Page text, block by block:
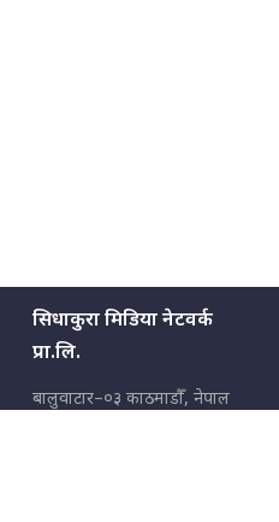
सिधाकुरा मिडिया नेटवर्क
प्रा.लि.
बालुवाटार–०३ काठमाडौँ, नेपाल